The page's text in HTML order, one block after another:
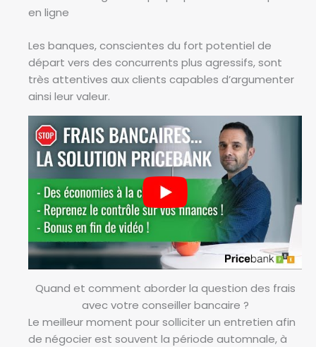
en ligne
Les banques, conscientes du fort potentiel de
départ vers des concurrents plus agressifs, sont
très attentives aux clients capables d’argumenter
ainsi leur valeur.
Quand et comment aborder la question des frais
avec votre conseiller bancaire ?
Le meilleur moment pour solliciter un entretien afin
de négocier est souvent la période automnale, à